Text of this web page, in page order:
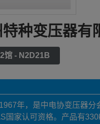
种变压器有
馆 - N2D21B
年，是中电协变压器分
国家认可资格。产品有